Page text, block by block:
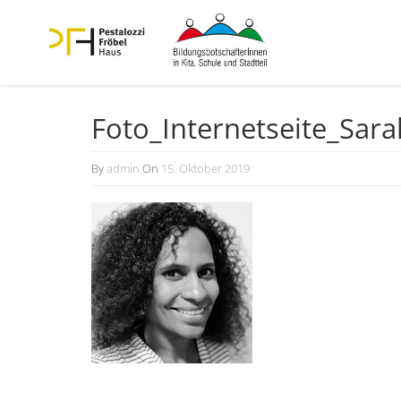
Byadmin On 15. Oktober 2019